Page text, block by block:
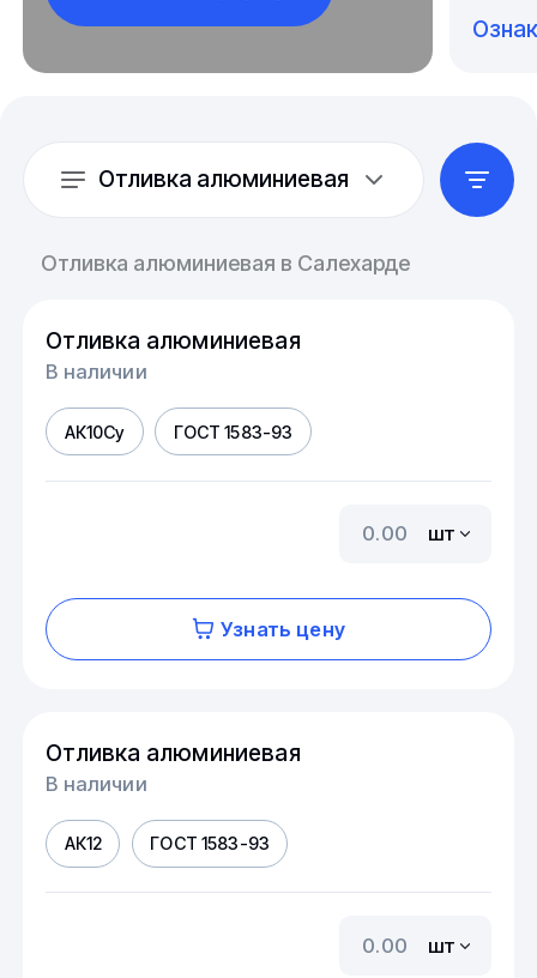
Отливка алюминиевая
Отливка алюминиевая в Салехарде
Отливка алюминиевая
В наличии
АК10Су ГОСТ 1583-93
шт
Узнать цену
Отливка алюминиевая
В наличии
АК12 ГОСТ 1583-93
шт